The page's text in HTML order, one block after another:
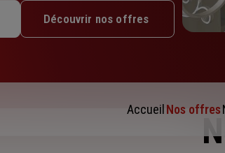
– 18h
/ 14h – 18h
Découvrir nos offres
Accueil Nos offres